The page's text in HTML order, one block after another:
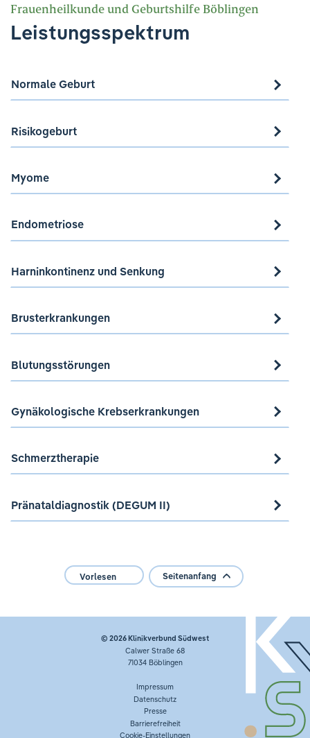
Frauenheilkunde und Geburtshilfe Böblingen
Leistungsspektrum
Normale Geburt
Risikogeburt
Myome
Endometriose
Harninkontinenz und Senkung
Brusterkrankungen
Blutungsstörungen
Gynäkologische Krebserkrankungen
Schmerztherapie
Pränataldiagnostik (DEGUM II)
Vorlesen Seitenanfang
© 2026Klinikverbund Südwest
Calwer Straße 68
71034 Böblingen
Impressum
Datenschutz
Presse
Barrierefreiheit
Cookie-Einstellungen